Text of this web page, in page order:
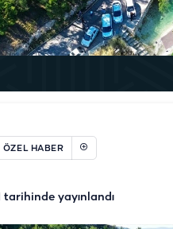
ÖZEL HABER
tarihinde yayınlandı